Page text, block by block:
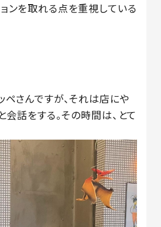
ンを取れる点を重視している
さんですが、それは店にや
話をする。その時間は、とて